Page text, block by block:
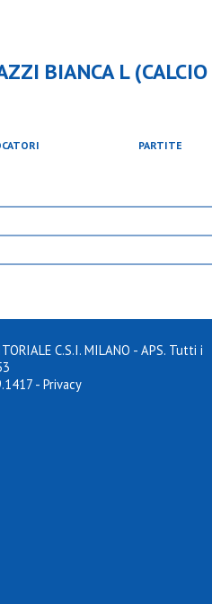
BIANCA L
PARTITE
C.S.I. MILANO - APS. Tutti i
- Privacy